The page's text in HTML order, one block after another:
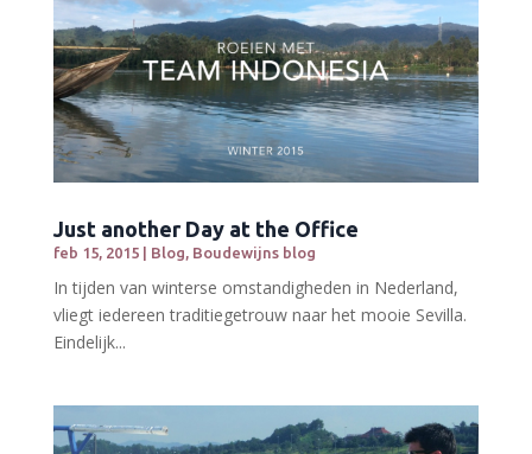
Just another Day at the Office
feb 15, 2015| Blog, Boudewijns blog
In tijden van winterse omstandigheden in Nederland,
vliegt iedereen traditiegetrouw naar het mooie Sevilla.
Eindelijk...